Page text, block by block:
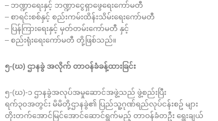
– ဘဏ္ဍာရေးနှင့် ဘဏ္ဍာငွေရှာဖွေရေးကော်မတီ
– စာရင်းစစ်နှင့် စည်းကမ်းထိန်းသိမ်းရေးကော်မတီ
– ပြန်ကြားရေးနှင့် မှတ်တမ်းကော်မတီ နှင့်
– စည်းရုံးရေးကော်မတီ တို့ဖြစ်သည်။
၅-(ဃ) ဌာနခွဲ အလိုက် တာဝန်ခံခန့်ထားခြင်း
၅-(ဃ)-၁ ဌာနခွဲအလုပ်အမှုဆောင်အဖွဲ့သည် ဖွဲ့စည်းပြီး
ရက်၃၀အတွင်း မိမိတို့ဌာနခွဲ၏ ပြည်သူ့ဂုဏ်ရည်လုပ်ငန်းစဥ် များ
တိုးတက်အောင်မြင်အောင်ဆောင်ရွက်မည့် တာဝန်ခံတဦး ရွေးချယ်